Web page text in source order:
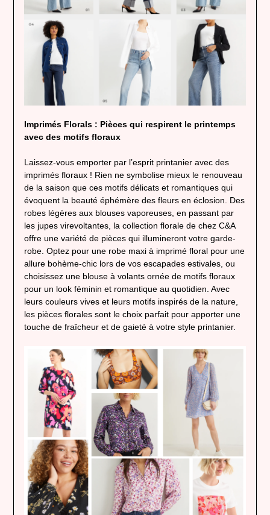
Imprimés Florals : Pièces qui respirent le printemps
avec des motifs floraux
Laissez-vous emporter par l’esprit printanier avec des
imprimés floraux ! Rien ne symbolise mieux le renouveau
de la saison que ces motifs délicats et romantiques qui
évoquent la beauté éphémère des fleurs en éclosion. Des
robes légères aux blouses vaporeuses, en passant par
les jupes virevoltantes, la collection florale de chez C&A
offre une variété de pièces qui illumineront votre garde-
robe. Optez pour une robe maxi à imprimé floral pour une
allure bohème-chic lors de vos escapades estivales, ou
choisissez une blouse à volants ornée de motifs floraux
pour un look féminin et romantique au quotidien. Avec
leurs couleurs vives et leurs motifs inspirés de la nature,
les pièces florales sont le choix parfait pour apporter une
touche de fraîcheur et de gaieté à votre style printanier.